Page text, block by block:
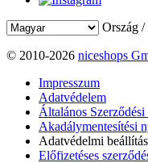
Ország
© 2010-2026 niceshops
Impresszum
Adatvédelem
Általános
Akadálymentesítési
Adatvédelmi
Előfizetéses